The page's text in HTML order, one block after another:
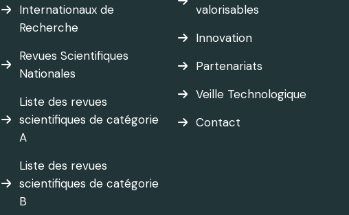
Internationaux de
Recherche
Revues Scientifiques
Nationales
Liste des revues
scientifiques de catégorie
A
Liste des revues
scientifiques de catégorie
B
valorisables
Innovation
Partenariats
Veille Technologique
Contact